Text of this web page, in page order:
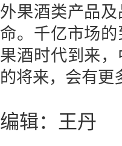
外果酒类产品
命。千亿市场
果酒时代到来
的将来，会有更
编辑：王丹